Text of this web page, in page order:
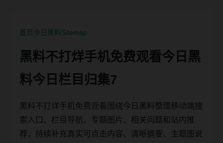
首页今日黑料Sitemap
黑料不打烊手机免费观看今日黑
料今日栏目归集7
黑料不打烊手机免费观看围绕今日黑料整理移动端搜
索入口、栏目导航、专题图片、相关问题和站内推
荐，持续补充真实可点击内容、清晰摘要、主题图说